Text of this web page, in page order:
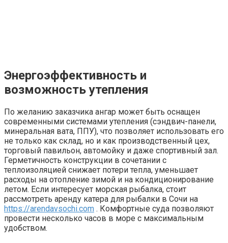
Энергоэффективность и
возможность утепления
По желанию заказчика ангар может быть оснащен
современными системами утепления (сэндвич-панели,
минеральная вата, ППУ), что позволяет использовать его
не только как склад, но и как производственный цех,
торговый павильон, автомойку и даже спортивный зал.
Герметичность конструкции в сочетании с
теплоизоляцией снижает потери тепла, уменьшает
расходы на отопление зимой и на кондиционирование
летом. Если интересует морская рыбалка, стоит
рассмотреть аренду катера для рыбалки в Сочи на
https://arendavsochi.com . Комфортные суда позволяют
провести несколько часов в море с максимальным
удобством.